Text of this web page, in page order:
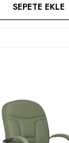
SEPETE EKLE